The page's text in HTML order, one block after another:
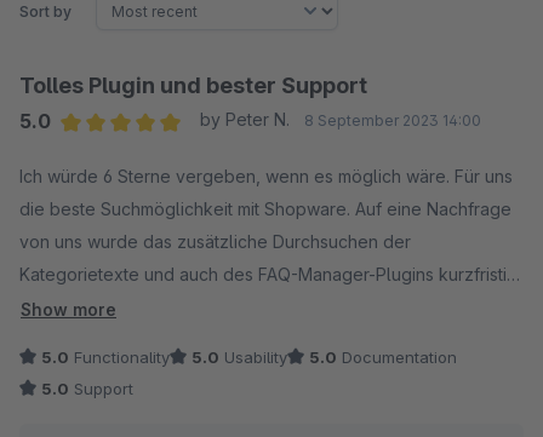
Sort by
Tolles Plugin und bester Support
5.0
by Peter N. 8 September 2023 14:00
Ich würde 6 Sterne vergeben, wenn es möglich wäre. Für uns
die beste Suchmöglichkeit mit Shopware. Auf eine Nachfrage
von uns wurde das zusätzliche Durchsuchen der
Kategorietexte und auch des FAQ-Manager-Plugins kurzfristig
realisiert und in das Plugin mit aufgenommen. Besser kann ein
Show more
5.0 Functionality 5.0 Usability 5.0 Documentation
5.0 Support